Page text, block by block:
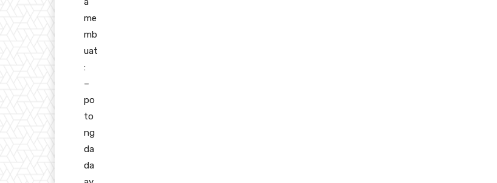
me
mb
uat
:
–
po
to
ng
da
da